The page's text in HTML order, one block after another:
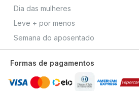
Dia das mulheres
Leve + por menos
Semana do aposentado
Formas de pagamentos